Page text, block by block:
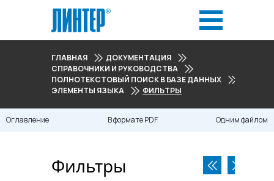
ГЛАВНАЯ
ДОКУМЕНТАЦИЯ
СПРАВОЧНИКИ И РУКОВОДСТВА
ПОЛНОТЕКСТОВЫЙ ПОИСК В БАЗЕ ДАННЫХ
ЭЛЕМЕНТЫ ЯЗЫКА
ФИЛЬТРЫ
Оглавление В формате PDF Одним файлом
Фильтры